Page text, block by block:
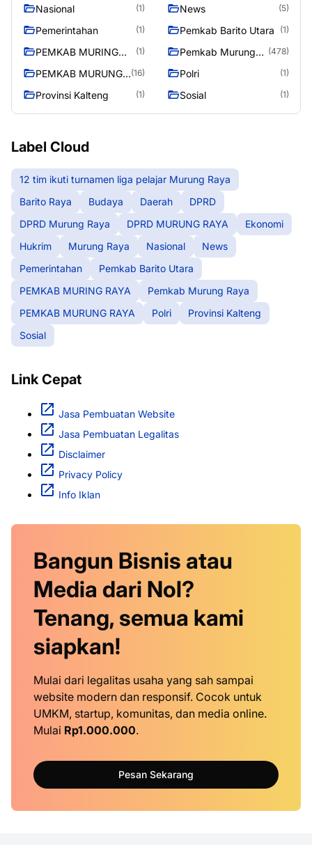
Nasional (1) News (5)
Pemerintahan (1) Pemkab Barito Utara (1)
PEMKAB MURING
(1)
Pemkab Murung
(478)
PEMKAB MURUNG
(16) Polri (1)
Provinsi Kalteng (1) Sosial (1)
Label Cloud
12 tim ikuti turnamen liga pelajar Murung Raya
Barito Raya
Budaya Daerah
DPRD
DPRD Murung Raya
DPRD MURUNG RAYA
Ekonomi
Hukrim
Murung Raya Nasional
News
Pemerintahan
Pemkab Barito Utara
PEMKAB MURING RAYA
Pemkab Murung Raya
PEMKAB MURUNG RAYA
Polri
Provinsi Kalteng
Sosial
Link Cepat
Jasa Pembuatan Website
Jasa Pembuatan Legalitas
Disclaimer
Privacy Policy
Info Iklan
Bangun Bisnis atau
Media dari Nol?
Tenang, semua kami
siapkan!
Mulai dari legalitas usaha yang sah sampai
website modern dan responsif. Cocok untuk
UMKM, startup, komunitas, dan media online.
Mulai Rp1.000.000.
Pesan Sekarang